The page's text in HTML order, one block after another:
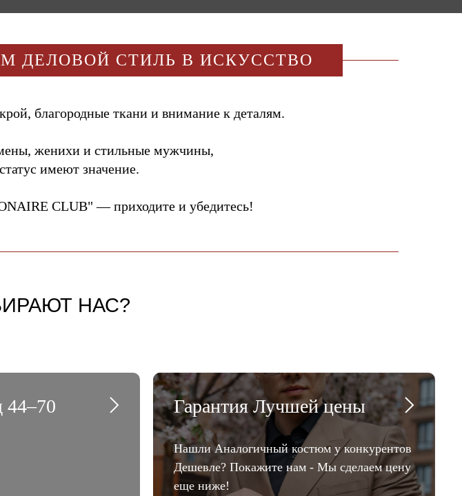
ДЕЛОВОЙ СТИЛЬ В ИСКУССТВО
благородные ткани и внимание к деталям.
женихи и стильные мужчины,
имеют значение.
CLUB" — приходите и убедитесь!
НАС?
44–70 Гарантия Лучшей цены
Нашли Аналогичный костюм у конкурентов
Дешевле? Покажите нам - Мы сделаем цену
еще ниже!